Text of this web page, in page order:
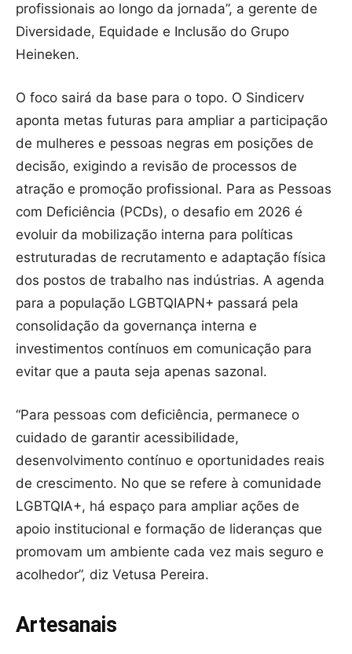
profissionais ao longo da jornada”, a gerente de
Diversidade, Equidade e Inclusão do Grupo
Heineken.
O foco sairá da base para o topo. O Sindicerv
aponta metas futuras para ampliar a participação
de mulheres e pessoas negras em posições de
decisão, exigindo a revisão de processos de
atração e promoção profissional. Para as Pessoas
com Deficiência (PCDs), o desafio em 2026 é
evoluir da mobilização interna para políticas
estruturadas de recrutamento e adaptação física
dos postos de trabalho nas indústrias. A agenda
para a população LGBTQIAPN+ passará pela
consolidação da governança interna e
investimentos contínuos em comunicação para
evitar que a pauta seja apenas sazonal.
“Para pessoas com deficiência, permanece o
cuidado de garantir acessibilidade,
desenvolvimento contínuo e oportunidades reais
de crescimento. No que se refere à comunidade
LGBTQIA+, há espaço para ampliar ações de
apoio institucional e formação de lideranças que
promovam um ambiente cada vez mais seguro e
acolhedor”, diz Vetusa Pereira.
Artesanais